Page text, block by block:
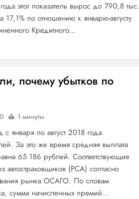
этот показатель вырос до 790,8 тыс.
17,1% по отношению к январю-августу
Кредитного…
почему убытков по
0 1 минуты
января по август 2018 года
За это же время средняя выплата
65 186 рублей. Соответствующие
(РСА) согласно
рынка ОСАГО. По словам
сумма начисленных премий…